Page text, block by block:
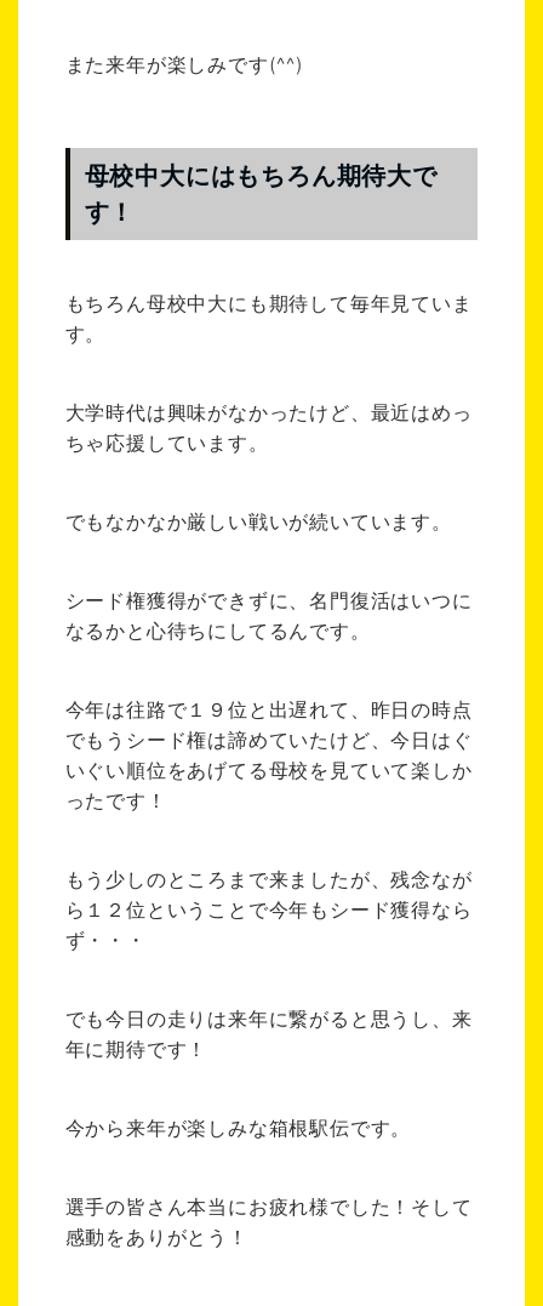
また来年が楽しみです(^^)
母校中大にはもちろん期待大で
す！
もちろん母校中大にも期待して毎年見ていま
す。
大学時代は興味がなかったけど、最近はめっ
ちゃ応援しています。
でもなかなか厳しい戦いが続いています。
シード権獲得ができずに、名門復活はいつに
なるかと心待ちにしてるんです。
今年は往路で１９位と出遅れて、昨日の時点
でもうシード権は諦めていたけど、今日はぐ
いぐい順位をあげてる母校を見ていて楽しか
ったです！
もう少しのところまで来ましたが、残念なが
ら１２位ということで今年もシード獲得なら
ず・・・
でも今日の走りは来年に繋がると思うし、来
年に期待です！
今から来年が楽しみな箱根駅伝です。
選手の皆さん本当にお疲れ様でした！そして
感動をありがとう！